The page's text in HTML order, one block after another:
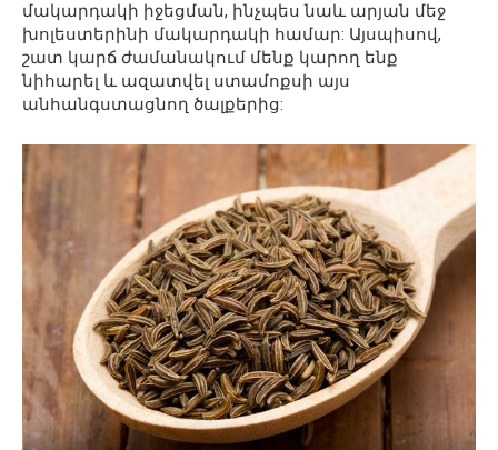
մակարդակի իջեցման, ինչպես նաև արյան մեջ
խոլեստերինի մակարդակի համար: Այսպիսով,
շատ կարճ ժամանակում մենք կարող ենք
նիհարել և ազատվել ստամոքսի այս
անհանգստացնող ծալքերից: